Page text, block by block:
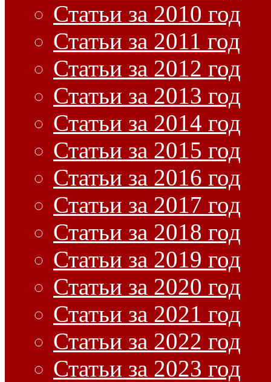
Статьи за 2010 год
Статьи за 2011 год
Статьи за 2012 год
Статьи за 2013 год
Статьи за 2014 год
Статьи за 2015 год
Статьи за 2016 год
Статьи за 2017 год
Статьи за 2018 год
Статьи за 2019 год
Статьи за 2020 год
Статьи за 2021 год
Статьи за 2022 год
Статьи за 2023 год